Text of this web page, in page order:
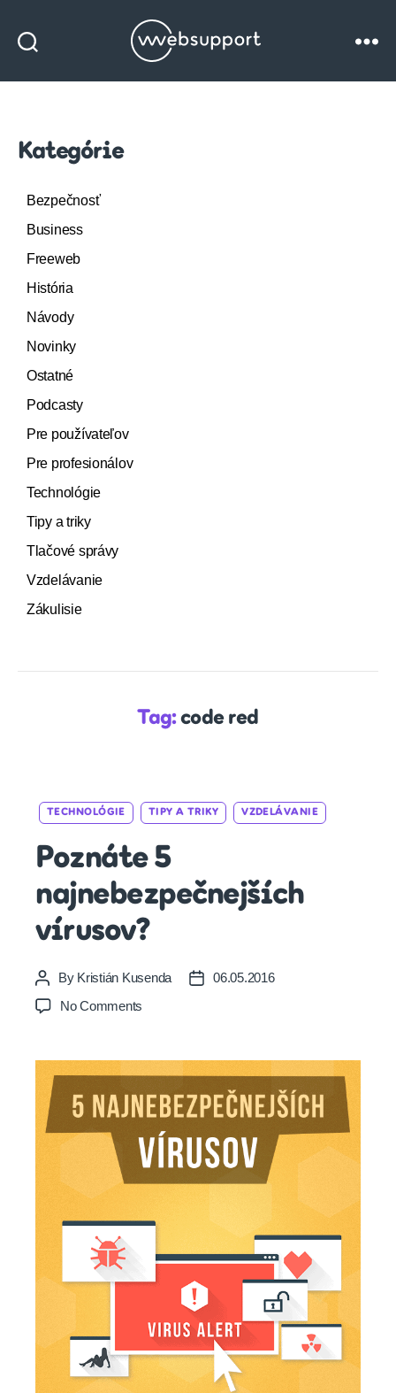
Websupport
Kategórie
Bezpečnosť
Business
Freeweb
História
Návody
Novinky
Ostatné
Podcasty
Pre používateľov
Pre profesionálov
Technológie
Tipy a triky
Tlačové správy
Vzdelávanie
Zákulisie
Tag: code red
Categories
TECHNOLÓGIE TIPY A TRIKY VZDELÁVANIE
Poznáte 5
najnebezpečnejších
vírusov?
Post
author
By Kristián Kusenda
Post06.05.2016
No Comments
najnebezpečnejších